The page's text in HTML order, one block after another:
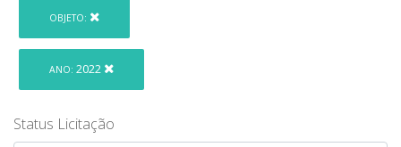
OBJETO:
ANO: 2022
Status Licitação